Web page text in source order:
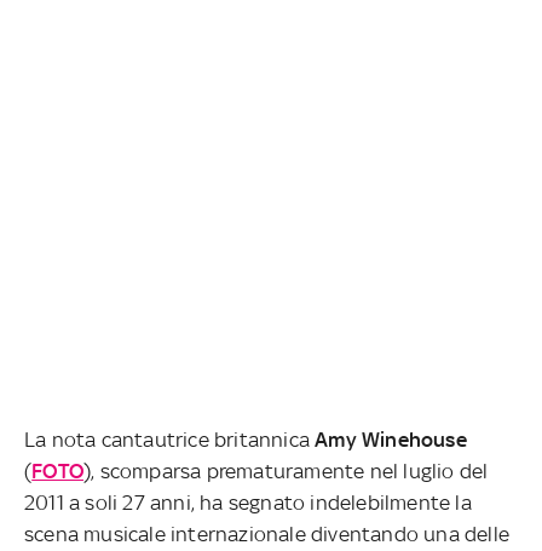
La nota cantautrice britannicaAmy Winehouse
(FOTO), scomparsa prematuramente nel luglio del
2011 a soli 27 anni, ha segnato indelebilmente la
scena musicale internazionale diventando una delle